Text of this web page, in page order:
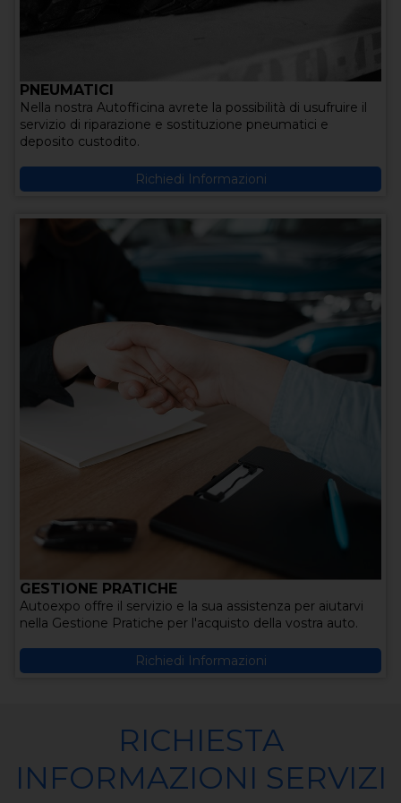
PNEUMATICI
Nella nostra Autofficina avrete la possibilità di usufruire il
servizio di riparazione e sostituzione pneumatici e
deposito custodito.
Richiedi Informazioni
GESTIONE PRATICHE
Autoexpo offre il servizio e la sua assistenza per aiutarvi
nella Gestione Pratiche per l'acquisto della vostra auto.
Richiedi Informazioni
RICHIESTA
INFORMAZIONI SERVIZI